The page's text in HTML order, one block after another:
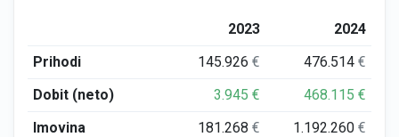
2023
2024
Prihodi
145.926€ 476.514€
Dobit (neto)
3.945€ 468.115€
Imovina
181.268€ 1.192.260€